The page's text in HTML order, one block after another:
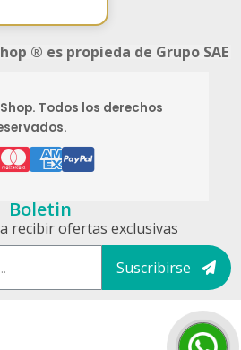
® es propieda de Grupo SAE
Todos los derechos
Boletin
recibir ofertas exclusivas
Suscribirse